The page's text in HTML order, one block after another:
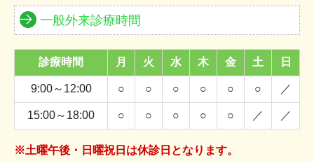
一般外来診療時間
診療時間 月 火 水 木 金 土 日
9:00～12:00 ○ ○ ○ ○ ○ ○ ／
15:00～18:00 ○ ○ ○ ○ ○ ／ ／
※土曜午後・日曜祝日は休診日となります。